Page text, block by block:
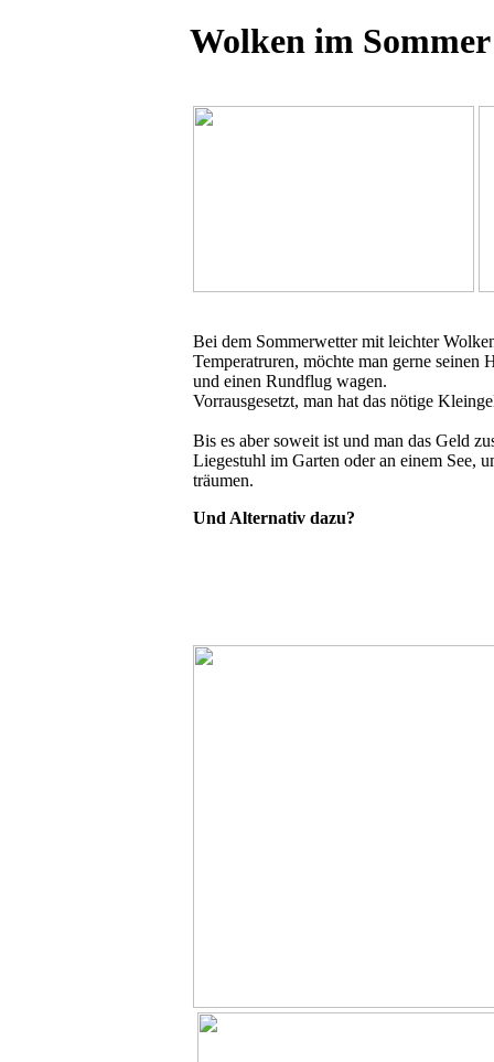
Wolken im Sommer
Bei dem Sommerwetter mit leichter
Temperatruren, möchte man gerne seinen
und einen Rundflug wagen.
Vorrausgesetzt, man hat das nötige
Bis es aber soweit ist und man das Geld
Liegestuhl im Garten oder an einem See,
träumen.
Und Alternativ dazu?